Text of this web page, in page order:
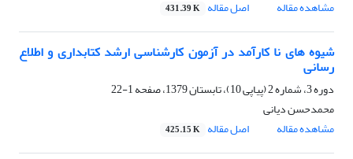
مشاهده مقاله
اصل مقاله 431.39 K
شیوه های نا کارآمد در آزمون کارشناسی ارشد کتابداری و اطلاع
رسانی
دوره 3، شماره 2 (پیاپی 10)، تابستان 1379، صفحه
1-22
محمدحسن دیانی
مشاهده مقاله
اصل مقاله 425.15 K